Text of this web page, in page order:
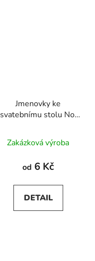
Jmenovky ke
svatebnímu stolu No.
Zakázková výroba
od 6 Kč
DETAIL